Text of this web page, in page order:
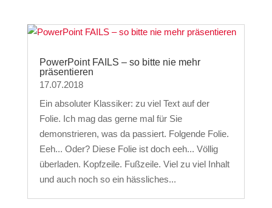
PowerPoint FAILS – so bitte nie mehr
präsentieren
17.07.2018
Ein absoluter Klassiker: zu viel Text auf der
Folie. Ich mag das gerne mal für Sie
demonstrieren, was da passiert. Folgende Folie.
Eeh... Oder? Diese Folie ist doch eeh... Völlig
überladen. Kopfzeile. Fußzeile. Viel zu viel Inhalt
und auch noch so ein hässliches...